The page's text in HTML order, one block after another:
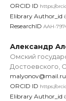
ORCID ID https://
Elibrary Author_id
ResearchID AAH-
Александр
Омский
Достоевского,
malyonov@mail.ru
ORCID ID https://
Elibrary Author_id